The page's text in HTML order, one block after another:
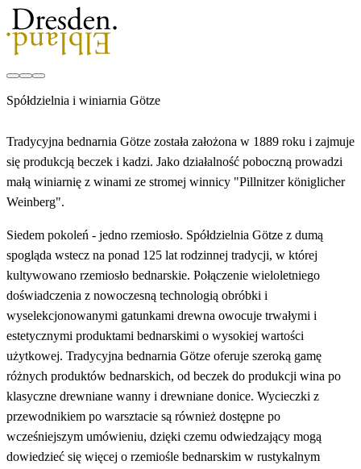
Spółdzielnia i winiarnia Götze
Tradycyjna bednarnia Götze została założona w 1889 roku i zajmuje
się produkcją beczek i kadzi. Jako działalność poboczną prowadzi
małą winiarnię z winami ze stromej winnicy "Pillnitzer königlicher
Weinberg".
Siedem pokoleń - jedno rzemiosło. Spółdzielnia Götze z dumą
spogląda wstecz na ponad 125 lat rodzinnej tradycji, w której
kultywowano rzemiosło bednarskie. Połączenie wieloletniego
doświadczenia z nowoczesną technologią obróbki i
wyselekcjonowanymi gatunkami drewna owocuje trwałymi i
estetycznymi produktami bednarskimi o wysokiej wartości
użytkowej. Tradycyjna bednarnia Götze oferuje szeroką gamę
różnych produktów bednarskich, od beczek do produkcji wina po
klasyczne drewniane wanny i drewniane donice. Wycieczki z
przewodnikiem po warsztacie są również dostępne po
wcześniejszym umówieniu, dzięki czemu odwiedzający mogą
dowiedzieć się więcej o rzemiośle bednarskim w rustykalnym